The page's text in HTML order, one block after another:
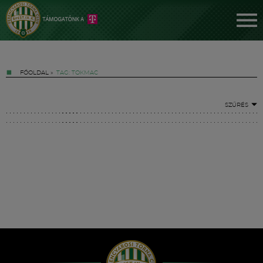
FŐOLDAL » TAG: TOKMAC
SZŰRÉS
Hírek